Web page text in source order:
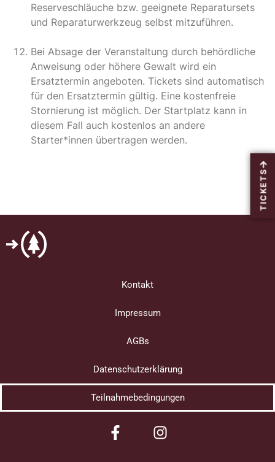
TICKETS
Reserveschläuche bzw. geeignete Reparatursets
und Reparaturwerkzeug selbst mitzuführen.
Bei Absage der Veranstaltung durch behördliche
Anweisung oder höhere Gewalt wird ein
Ersatztermin angeboten. Tickets sind automatisch
für den Ersatztermin gültig. Eine kostenfreie
Stornierung ist möglich. Der Startplatz kann in
diesem Fall auch kostenlos an andere
Starter*innen übertragen werden.
Kontakt
Impressum
AGBs
Datenschutzerklärung
Teilnahmebedingungen